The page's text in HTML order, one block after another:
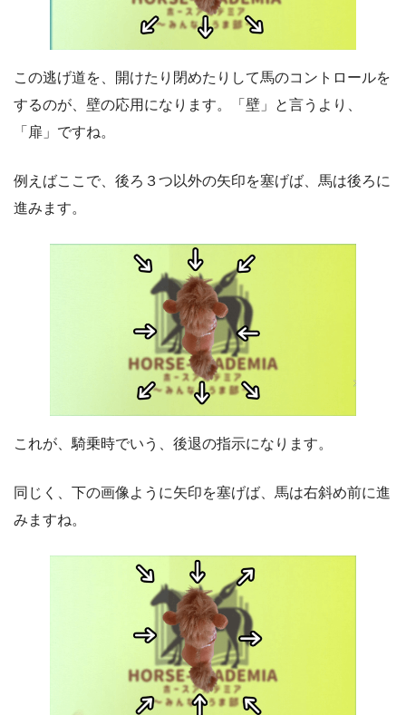
この逃げ道を、開けたり閉めたりして馬のコントロールを
するのが、壁の応用になります。「壁」と言うより、
「扉」ですね。
例えばここで、後ろ３つ以外の矢印を塞げば、馬は後ろに
進みます。
これが、騎乗時でいう、後退の指示になります。
同じく、下の画像ように矢印を塞げば、馬は右斜め前に進
みますね。